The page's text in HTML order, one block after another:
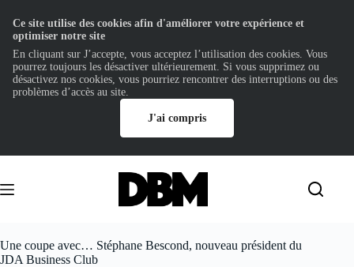
contenu
Une coupe avec… Stéphane Bescond, nouveau président du
JDA Business Club
Ce site utilise des cookies afin d'améliorer votre expérience et
optimiser notre site
En cliquant sur J’accepte, vous acceptez l’utilisation des cookies. Vous
pourrez toujours les désactiver ultérieurement. Si vous supprimez ou
désactivez nos cookies, vous pourriez rencontrer des interruptions ou des
problèmes d’accès au site.
J'ai compris